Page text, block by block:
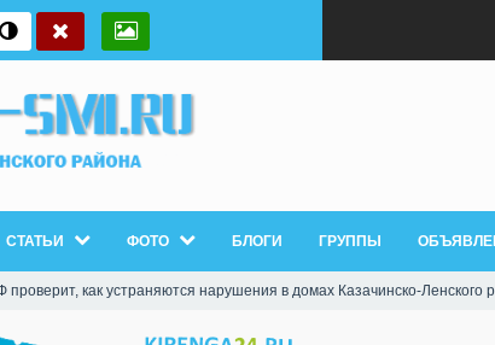
СТАТЬИ ФОТО БЛОГИ ГРУППЫ
проверит, как устраняются нарушения в домах Казачинско-Ленского